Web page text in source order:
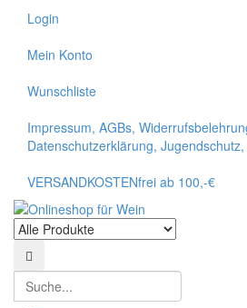
Login
Mein Konto
Wunschliste
Impressum, AGBs,
Datenschutzerklärung,
VERSANDKOSTENfrei ab 100,-€
Suchen